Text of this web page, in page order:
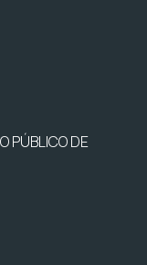
PÚBLICO DE